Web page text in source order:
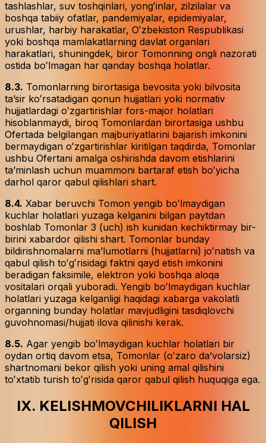
tashlashlar, suv toshqinlari, yongʻinlar, zilzilalar va
boshqa tabiiy ofatlar, pandemiyalar, epidemiyalar,
urushlar, harbiy harakatlar, Oʻzbekiston Respublikasi
yoki boshqa mamlakatlarning davlat organlari
harakatlari, shuningdek, biror Tomonning ongli nazorati
ostida boʻlmagan har qanday boshqa holatlar.
8.3. Tomonlarning birortasiga bevosita yoki bilvosita
taʼsir koʻrsatadigan qonun hujjatlari yoki normativ
hujjatlardagi oʻzgartirishlar fors-major holatlari
hisoblanmaydi, biroq Tomonlardan birortasiga ushbu
Ofertada belgilangan majburiyatlarini bajarish imkonini
bermaydigan oʻzgartirishlar kiritilgan taqdirda, Tomonlar
ushbu Ofertani amalga oshirishda davom etishlarini
taʼminlash uchun muammoni bartaraf etish boʻyicha
darhol qaror qabul qilishlari shart.
8.4. Xabar beruvchi Tomon yengib boʻlmaydigan
kuchlar holatlari yuzaga kelganini bilgan paytdan
boshlab Tomonlar 3 (uch) ish kunidan kechiktirmay bir-
birini xabardor qilishi shart. Tomonlar bunday
bildirishnomalarni maʼlumotlarni (hujjatlarni) joʻnatish va
qabul qilish toʻgʻrisidagi faktni qayd etish imkonini
beradigan faksimile, elektron yoki boshqa aloqa
vositalari orqali yuboradi. Yengib boʻlmaydigan kuchlar
holatlari yuzaga kelganligi haqidagi xabarga vakolatli
organning bunday holatlar mavjudligini tasdiqlovchi
guvohnomasi/hujjati ilova qilinishi kerak.
8.5. Agar yengib boʻlmaydigan kuchlar holatlari bir
oydan ortiq davom etsa, Tomonlar (oʻzaro daʼvolarsiz)
shartnomani bekor qilish yoki uning amal qilishini
toʻxtatib turish toʻgʻrisida qaror qabul qilish huquqiga ega.
IX. KELISHMOVCHILIKLARNI HAL
QILISH